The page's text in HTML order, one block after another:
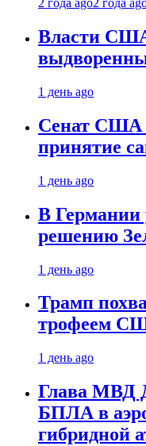
2 года ago2 года
Власти
1 день ago
Сенат США
принятие
1 день ago
В Германии
решению
1 день ago
Трамп
трофеем
1 день ago
Глава МВД
БПЛА в
гибридной